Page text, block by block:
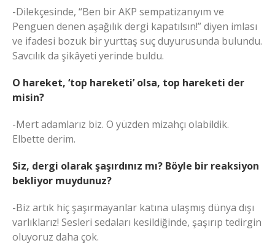
-Dilekçesinde, “Ben bir AKP sempatizanıyım ve
Penguen denen aşağılık dergi kapatılsın!” diyen imlası
ve ifadesi bozuk bir yurttaş suç duyurusunda bulundu.
Savcılık da şikâyeti yerinde buldu.
O hareket, ‘top hareketi’ olsa, top hareketi der
misin?
-Mert adamlarız biz. O yüzden mizahçı olabildik.
Elbette derim.
Siz, dergi olarak şaşırdınız mı? Böyle bir reaksiyon
bekliyor muydunuz?
-Biz artık hiç şaşırmayanlar katına ulaşmış dünya dışı
varlıklarız! Sesleri sedaları kesildiğinde, şaşırıp tedirgin
oluyoruz daha çok.